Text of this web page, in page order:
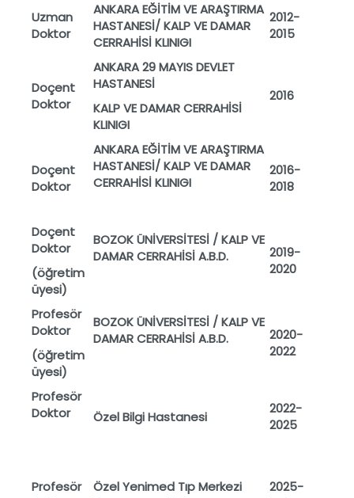
Uzman
Doktor
ANKARA EĞİTİM VE ARAŞTIRMA
HASTANESİ/ KALP VE DAMAR
CERRAHİSİ KLINIGI
2012-
2015
Doçent
Doktor
ANKARA 29 MAYIS DEVLET
HASTANESİ
KALP VE DAMAR CERRAHİSİ
KLINIGI
2016
Doçent
Doktor
ANKARA EĞİTİM VE ARAŞTIRMA
HASTANESİ/ KALP VE DAMAR
CERRAHİSİ KLINIGI
2016-
2018
Doçent
Doktor
(öğretim
üyesi)
BOZOK ÜNİVERSİTESİ / KALP VE
DAMAR CERRAHİSİ A.B.D.
2019-
2020
Profesör
Doktor
(öğretim
üyesi)
BOZOK ÜNİVERSİTESİ / KALP VE
DAMAR CERRAHİSİ A.B.D.
2020-
2022
Profesör
Doktor
Özel Bilgi Hastanesi
2022-
2025
Profesör
Özel Yenimed Tıp Merkezi
2025-